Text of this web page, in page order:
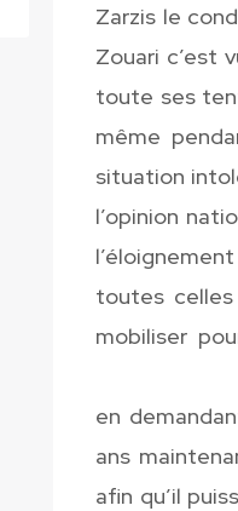
Zarzis le
Zouari c’est
toute ses
même
situation
l’opinion
toutes celles
mobiliser
Actions
en
ans
afin qu’il